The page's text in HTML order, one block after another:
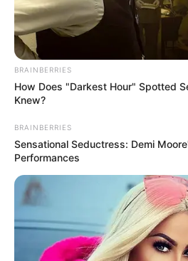
BRAINBERRIES
How Does "Darkest Hour" Spotted
Knew?
BRAINBERRIES
Sensational Seductress: Demi
Performances